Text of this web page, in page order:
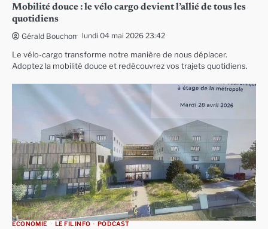
Mobilité douce : le vélo cargo devient l’allié de tous les
quotidiens
Gérald Bouchon lundi 04 mai 2026 23:42
Le vélo-cargo transforme notre manière de nous déplacer.
Adoptez la mobilité douce et redécouvrez vos trajets quotidiens.
ECONOMIE LE FIL INFO PODCAST